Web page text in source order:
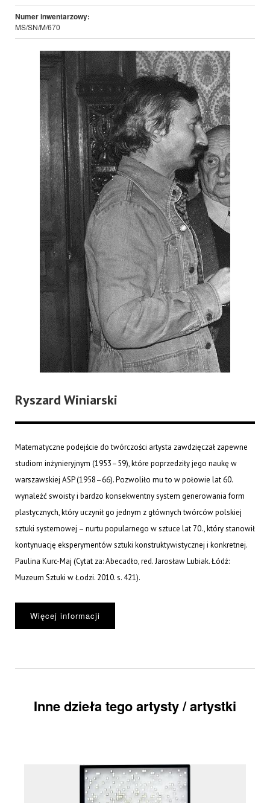
Numer inwentarzowy:
MS/SN/M/670
Ryszard Winiarski
Matematyczne podejście do twórczości artysta zawdzięczał zapewne
studiom inżynieryjnym (1953–59), które poprzedziły jego naukę w
warszawskiej ASP (1958–66). Pozwoliło mu to w połowie lat 60.
wynaleźć swoisty i bardzo konsekwentny system generowania form
plastycznych, który uczynił go jednym z głównych twórców polskiej
sztuki systemowej – nurtu popularnego w sztuce lat 70., który stanowił
kontynuację eksperymentów sztuki konstruktywistycznej i konkretnej.
Paulina Kurc-Maj (Cytat za: Abecadło, red. Jarosław Lubiak. Łódź:
Muzeum Sztuki w Łodzi. 2010. s. 421).
Więcej informacji
Inne dzieła tego artysty / artystki